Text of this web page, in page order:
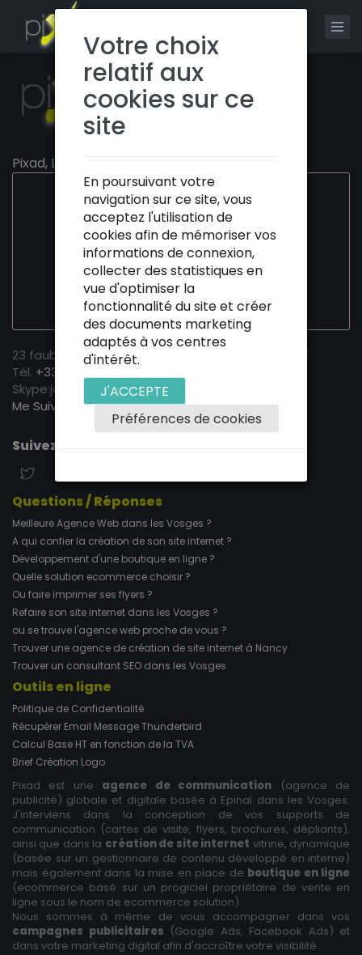
Pixad, La création web made in Vosges.
Noté 5/5
sur google
Découvrez nos avis
ou déposez votre propre avis
23 faubourg de poissompré 88000 EPINAL, FRANCE
Tél. +33 (0)6 15 92 06 30
Skype:jc.pixad
Me Suivre sur LinkedIn
Suivez nos actualités
Questions / Réponses
Meilleure Agence Web dans les Vosges ?
A qui confier la création de son site internet ?
Développement d'une boutique en ligne ?
Quelle solution ecommerce choisir ?
Ou faire imprimer ses flyers ?
Refaire son site internet dans les Vosges ?
ou se trouve l'agence web proche de vous ?
Trouver une agence de création de site internet à Nancy
Trouver un consultant SEO dans les Vosges
Outils en ligne
Politique de Confidentialité
Récupérer Email Message Thunderbird
Calcul Base HT en fonction de la TVA
Brief Création Logo
Pixad est une agence de communication (agence de
publicité) globale et digitale basée à Epinal dans les Vosges.
J'interviens dans la conception de vos supports de
communication (cartes de visite, flyers, brochures, dépliants),
ainsi que dans la création de site internet vitrine, dynamique
(basée sur un gestionnaire de contenu développé en interne)
mais également dans la mise en place de boutique en ligne
(ecommerce basé sur un progiciel propriétaire de vente en
ligne sous le nom de ecommerce solution).
Nous sommes à même de vous accompagner dans vos
campagnes publicitaires (Google Ads, Facebook Ads) et
dans votre marketing digital afin d'accroître votre visibilité.
Votre choix
relatif aux
cookies sur ce
site
En poursuivant votre
navigation sur ce site, vous
acceptez l'utilisation de
cookies afin de mémoriser vos
informations de connexion,
collecter des statistiques en
vue d'optimiser la
fonctionnalité du site et créer
des documents marketing
adaptés à vos centres
d'intérêt.
J'ACCEPTE
Préférences de cookies